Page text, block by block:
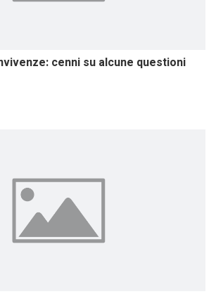
cenni su alcune questioni